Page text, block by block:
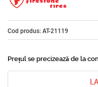
Cod produs: AT-21119
Prețul se precizează de la